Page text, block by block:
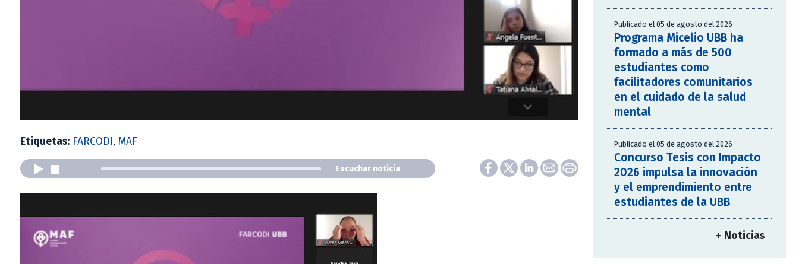
Etiquetas: FARCODI, MAF
Escuchar noticia
Publicado el 05 de agosto del 2026
Programa Micelio UBB ha
formado a más de 500
estudiantes como
facilitadores comunitarios
en el cuidado de la salud
mental
Publicado el 05 de agosto del 2026
Concurso Tesis con Impacto
2026 impulsa la innovación
y el emprendimiento entre
estudiantes de la UBB
+ Noticias